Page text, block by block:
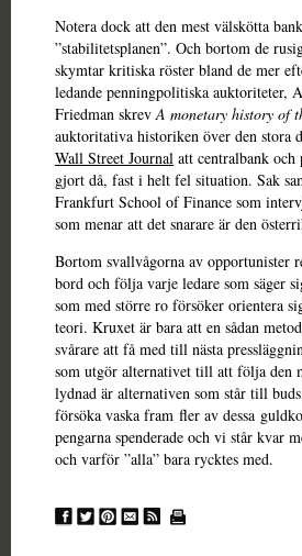
Notera dock att den mest välskötta
”stabilitetsplanen”. Och bortom de
skymtar kritiska röster bland de mer
ledande penningpolitiska auktoriteter,
Friedman skrevA monetary history of
auktoritativa historiken över den stora
Wall Street Journal att centralbank
gjort då, fast i helt fel situation. Sak
Frankfurt School of Finance som
som menar att det snarare är den
Bortom svallvågorna av opportunister
bord och följa varje ledare som säger
som med större ro försöker orientera
teori. Kruxet är bara att en sådan
svårare att få med till nästa
som utgör alternativet till att följa den
lydnad är alternativen som står till
försöka vaska fram fler av dessa
pengarna spenderade och vi står kvar
och varför ”alla” bara rycktes med.